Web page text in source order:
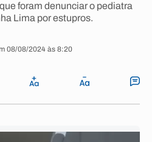
foram denunciar o pediatra
Lima por estupros.
08/08/2024 às 8:20